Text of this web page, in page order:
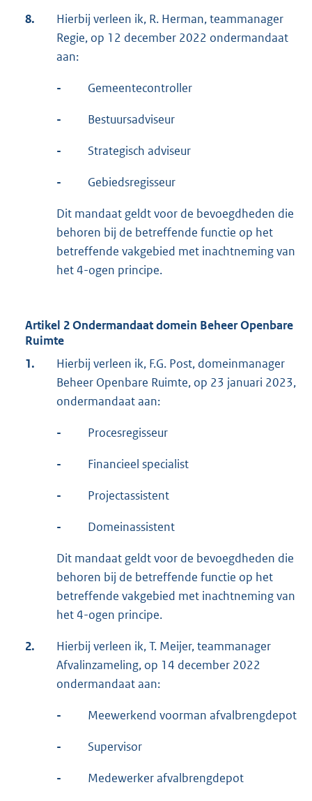
8.
Hierbij verleen ik, R. Herman, teammanager
Regie, op 12 december 2022 ondermandaat
aan:
- Gemeentecontroller
- Bestuursadviseur
- Strategisch adviseur
- Gebiedsregisseur
Dit mandaat geldt voor de bevoegdheden die
behoren bij de betreffende functie op het
betreffende vakgebied met inachtneming van
het 4-ogen principe.
Artikel 2 Ondermandaat domein Beheer Openbare
Ruimte
1.
Hierbij verleen ik, F.G. Post, domeinmanager
Beheer Openbare Ruimte, op 23 januari 2023,
ondermandaat aan:
- Procesregisseur
- Financieel specialist
- Projectassistent
- Domeinassistent
Dit mandaat geldt voor de bevoegdheden die
behoren bij de betreffende functie op het
betreffende vakgebied met inachtneming van
het 4-ogen principe.
2.
Hierbij verleen ik, T. Meijer, teammanager
Afvalinzameling, op 14 december 2022
ondermandaat aan:
- Meewerkend voorman afvalbrengdepot
- Supervisor
- Medewerker afvalbrengdepot